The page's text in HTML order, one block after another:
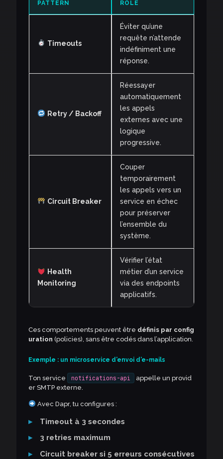
PATTERN RÔLE
Timeouts
Éviter qu’une
requête n’attende
indéfiniment une
réponse.
Retry / Backoff
Réessayer
automatiquement
les appels
externes avec une
logique
progressive.
Circuit Breaker
Couper
temporairement
les appels vers un
service en échec
pour préserver
l’ensemble du
système.
Health
Monitoring
Vérifier l’état
métier d’un service
via des endpoints
applicatifs.
Ces comportements peuvent être définis par config
uration (policies), sans être codés dans l’application.
Exemple : un microservice d’envoi d’e-mails
Ton service notifications-api
appelle un provid
er SMTP externe.
Avec Dapr, tu configures :
Timeout à 3 secondes
3 retries maximum
Circuit breaker si 5 erreurs consécutives